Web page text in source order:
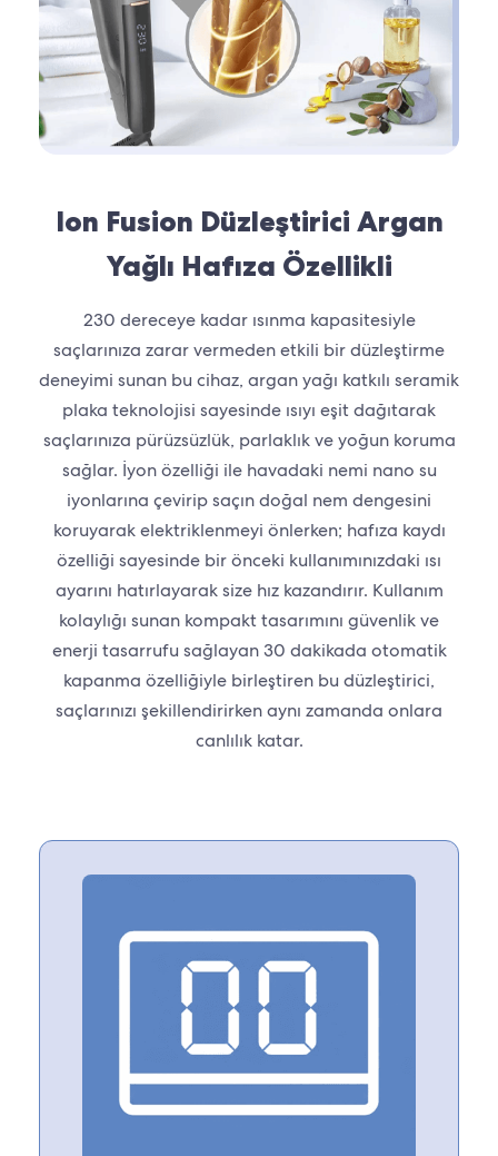
Ion Fusion Düzleştirici Argan
Yağlı Hafıza Özellikli
230 dereceye kadar ısınma kapasitesiyle
saçlarınıza zarar vermeden etkili bir düzleştirme
deneyimi sunan bu cihaz, argan yağı katkılı seramik
plaka teknolojisi sayesinde ısıyı eşit dağıtarak
saçlarınıza pürüzsüzlük, parlaklık ve yoğun koruma
sağlar. İyon özelliği ile havadaki nemi nano su
iyonlarına çevirip saçın doğal nem dengesini
koruyarak elektriklenmeyi önlerken; hafıza kaydı
özelliği sayesinde bir önceki kullanımınızdaki ısı
ayarını hatırlayarak size hız kazandırır. Kullanım
kolaylığı sunan kompakt tasarımını güvenlik ve
enerji tasarrufu sağlayan 30 dakikada otomatik
kapanma özelliğiyle birleştiren bu düzleştirici,
saçlarınızı şekillendirirken aynı zamanda onlara
canlılık katar.